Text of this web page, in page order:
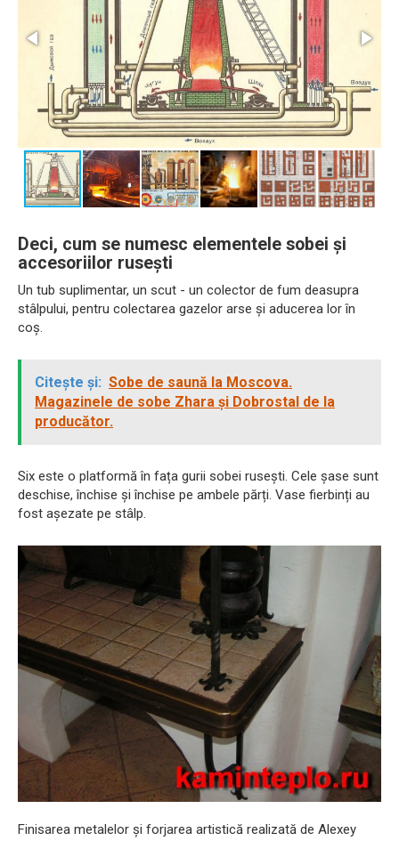
Deci, cum se numesc elementele sobei și
accesoriilor rusești
Un tub suplimentar, un scut - un colector de fum deasupra
stâlpului, pentru colectarea gazelor arse și aducerea lor în
coș.
Citește și: Sobe de saună la Moscova.
Magazinele de sobe Zhara și Dobrostal de la
producător.
Six este o platformă în fața gurii sobei rusești. Cele șase sunt
deschise, închise și închise pe ambele părți. Vase fierbinți au
fost așezate pe stâlp.
Finisarea metalelor și forjarea artistică realizată de Alexey